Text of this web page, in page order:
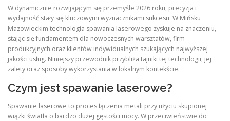
W dynamicznie rozwijającym się przemyśle 2026 roku, precyzja i
wydajność stały się kluczowymi wyznacznikami sukcesu. W Mińsku
Mazowieckim technologia spawania laserowego zyskuje na znaczeniu,
stając się fundamentem dla nowoczesnych warsztatów, firm
produkcyjnych oraz klientów indywidualnych szukających najwyższej
jakości usług. Niniejszy przewodnik przybliża tajniki tej technologii, jej
zalety oraz sposoby wykorzystania w lokalnym kontekście.
Czym jest spawanie laserowe?
Spawanie laserowe to proces łączenia metali przy użyciu skupionej
wiązki światła o bardzo dużej gęstości mocy. W przeciwieństwie do